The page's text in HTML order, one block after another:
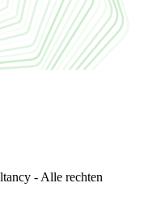
- Alle rechten